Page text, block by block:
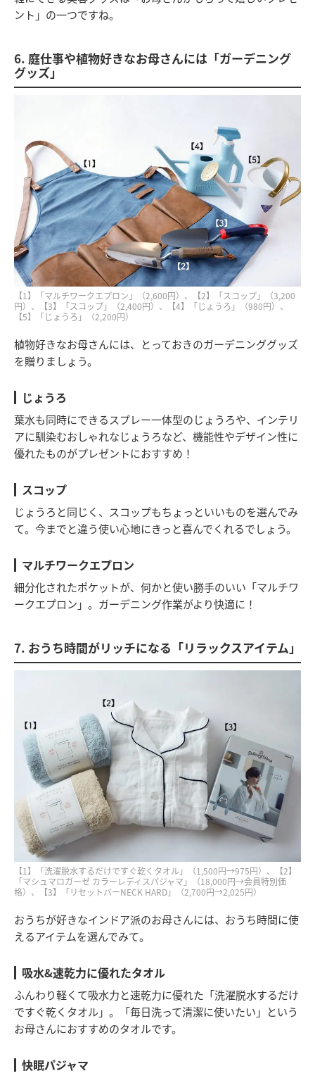
ント」の一つですね。
6. 庭仕事や植物好きなお母さんには「ガーデニング
グッズ」
【1】「マルチワークエプロン」（2,600円）、【2】「スコップ」（3,200
円）、【3】「スコップ」（2,400円）、【4】「じょうろ」（980円）、
【5】「じょうろ」（2,200円）
植物好きなお母さんには、とっておきのガーデニンググッズ
を贈りましょう。
じょうろ
葉水も同時にできるスプレー一体型のじょうろや、インテリ
アに馴染むおしゃれなじょうろなど、機能性やデザイン性に
優れたものがプレゼントにおすすめ！
スコップ
じょうろと同じく、スコップもちょっといいものを選んでみ
て。今までと違う使い心地にきっと喜んでくれるでしょう。
マルチワークエプロン
細分化されたポケットが、何かと使い勝手のいい「マルチワ
ークエプロン」。ガーデニング作業がより快適に！
7. おうち時間がリッチになる「リラックスアイテム」
【1】「洗濯脱水するだけですぐ乾くタオル」（1,500円→975円）、【2】
「マシュマロガーゼ カラーレディスパジャマ」（18,000円→会員特別価
格）、【3】「リセットバーNECK HARD」（2,700円→2,025円）
おうちが好きなインドア派のお母さんには、おうち時間に使
えるアイテムを選んでみて。
吸水&速乾力に優れたタオル
ふんわり軽くて吸水力と速乾力に優れた「洗濯脱水するだけ
ですぐ乾くタオル」。「毎日洗って清潔に使いたい」という
お母さんにおすすめのタオルです。
快眠パジャマ